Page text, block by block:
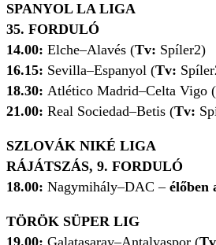
SPANYOL LA LIGA
35. FORDULÓ
14.00: Elche–Alavés (Tv: Spíler2)
16.15: Sevilla–Espanyol (Tv:
18.30: Atlético Madrid–Celta Vigo (
21.00: Real Sociedad–Betis (Tv:
SZLOVÁK NIKÉ LIGA
RÁJÁTSZÁS, 9. FORDULÓ
18.00: Nagymihály–DAC – élőben
TÖRÖK SÜPER LIG